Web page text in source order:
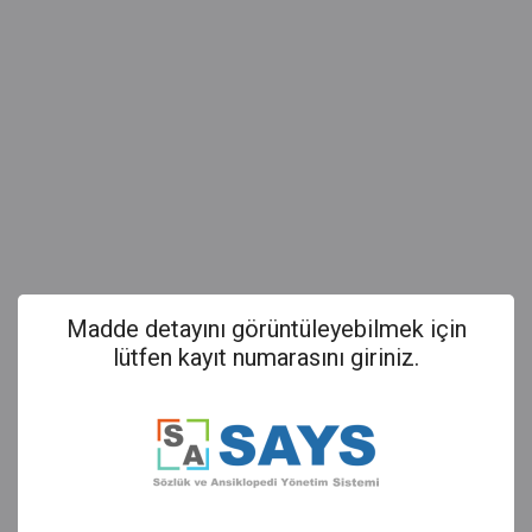
Madde detayını görüntüleyebilmek için
lütfen kayıt numarasını giriniz.